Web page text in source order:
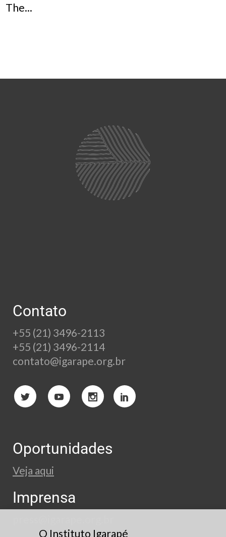
The...
Contato
+55 (21) 3496-2113
+55 (21) 3496-2114
contato@igarape.org.br
Oportunidades
Veja aqui
Imprensa
O Instituto Igarapé